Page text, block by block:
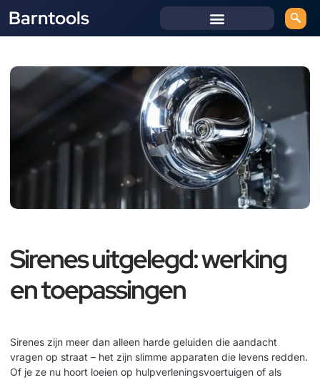
Barntools
Sirenes uitgelegd: werking
en toepassingen
Sirenes zijn meer dan alleen harde geluiden die aandacht
vragen op straat – het zijn slimme apparaten die levens redden.
Of je ze nu hoort loeien op hulpverleningsvoertuigen of als